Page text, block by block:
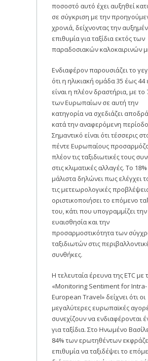
ποσοστό αυτό έχει αυξηθεί
σε σύγκριση με την
χρονιά, δείχνοντας την
επιθυμία για ταξίδια εκτός των
παραδοσιακών καλοκαιρινών
Ενδιαφέρον παρουσιάζει το
ότι η ηλικιακή ομάδα 35 έως 44
είναι η πλέον δραστήρια, με το
των Ευρωπαίων σε αυτή την
κατηγορία να σχεδιάζει
κατά την αναφερόμενη
Σημαντικό είναι ότι τέσσερις
πέντε Ευρωπαίους
πλέον τις ταξιδιωτικές τους
στις κλιματικές αλλαγές. Το 18%
μάλιστα δηλώνει πως ελέγχει
τις μετεωρολογικές
οριστικοποιήσει το επόμενο
του, κάτι που υπογραμμίζει την
ευαισθησία και την
προσαρμοστικότητα των
ταξιδιωτών στις
συνθήκες.
Η τελευταία έρευνα της ETC με
«Monitoring Sentiment for Intra-
European Travel» δείχνει ότι οι
μεγαλύτερες ευρωπαϊκές
συνεχίζουν να ενδιαφέρονται
για ταξίδια. Στο Ηνωμένο
84% των ερωτηθέντων
επιθυμία να ταξιδέψει το